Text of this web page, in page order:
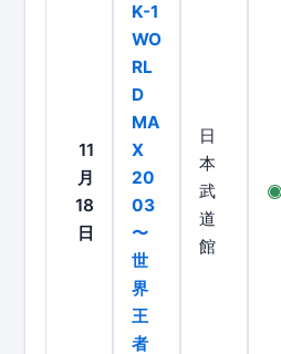
11
月
18
日
K-1
WO
RL
D
MA
X
20
03
〜
世
界
王
者
日
本
武
道
館